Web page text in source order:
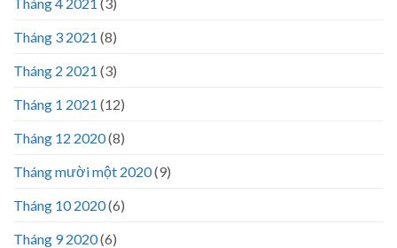
Tháng 3 2021 (8)
Tháng 2 2021 (3)
Tháng 1 2021 (12)
Tháng 12 2020(8)
Tháng mười một 2020(9)
Tháng 10 2020(6)
Tháng 9 2020(6)